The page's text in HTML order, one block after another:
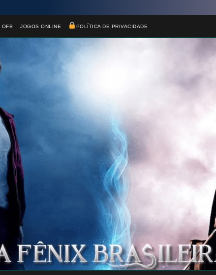
OFB JOGOS ONLINE POLÍTICA DE PRIVACIDADE